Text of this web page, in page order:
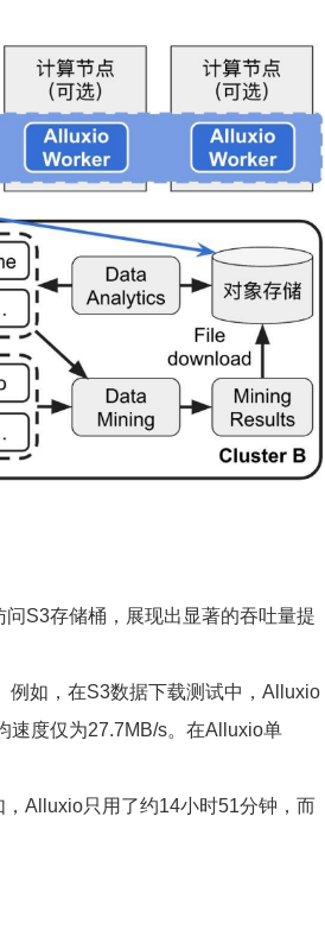
S3存储桶，展现出显著的吞吐量提
例如，在S3数据下载测试中，Alluxio
速度仅为27.7MB/s。在Alluxio单
Alluxio只用了约14小时51分钟，而